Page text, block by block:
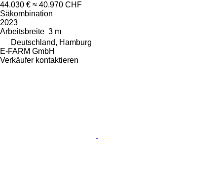
44.030 € ≈ 40.970 CHF
Säkombination
2023
Arbeitsbreite 3 m
Deutschland, Hamburg
E-FARM GmbH
Verkäufer kontaktieren